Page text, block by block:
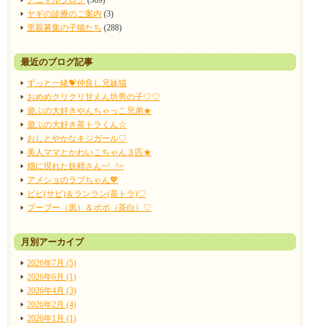
ヤギの診療のご案内 (3)
里親募集の子猫たち (288)
最近のブログ記事
ずっと一緒💝仲良し兄妹猫
おめめクリクリ甘えん坊男の子♡♡
遊ぶの大好きやんちゃっこ兄弟★
遊ぶの大好き茶トラくん☆
おしとやかなキジガール♡
美人ママとかわいこちゃん３匹★
畑に現れた妖精さん=^_^=
アメショのラブちゃん💖
ビビ(サビ)＆ランラン(茶トラ)♡
プープー（黒）＆ポポ（茶白）♡
月別アーカイブ
2026年7月 (5)
2026年6月 (1)
2026年4月 (3)
2026年2月 (4)
2026年1月 (1)